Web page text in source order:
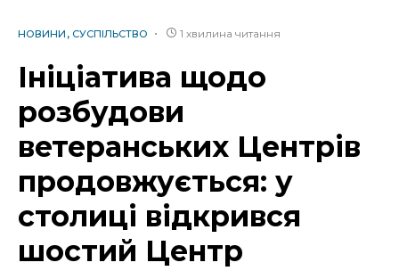
НОВИНИ СУСПІЛЬСТВО 1 хвилина читання
Ініціатива щодо
розбудови
ветеранських Центрів
продовжується: у
столиці відкрився
шостий Центр